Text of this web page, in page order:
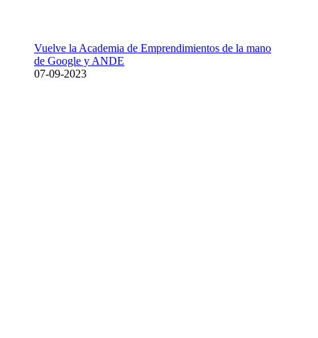
Vuelve la Academia de Emprendimientos de la mano
de Google y ANDE
07-09-2023